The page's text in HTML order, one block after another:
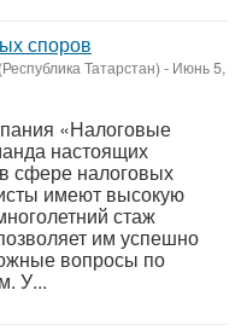
споров
Татарстан) - Июнь 5,
«Налоговые
настоящих
сфере налоговых
имеют высокую
стаж
им успешно
вопросы по
У...